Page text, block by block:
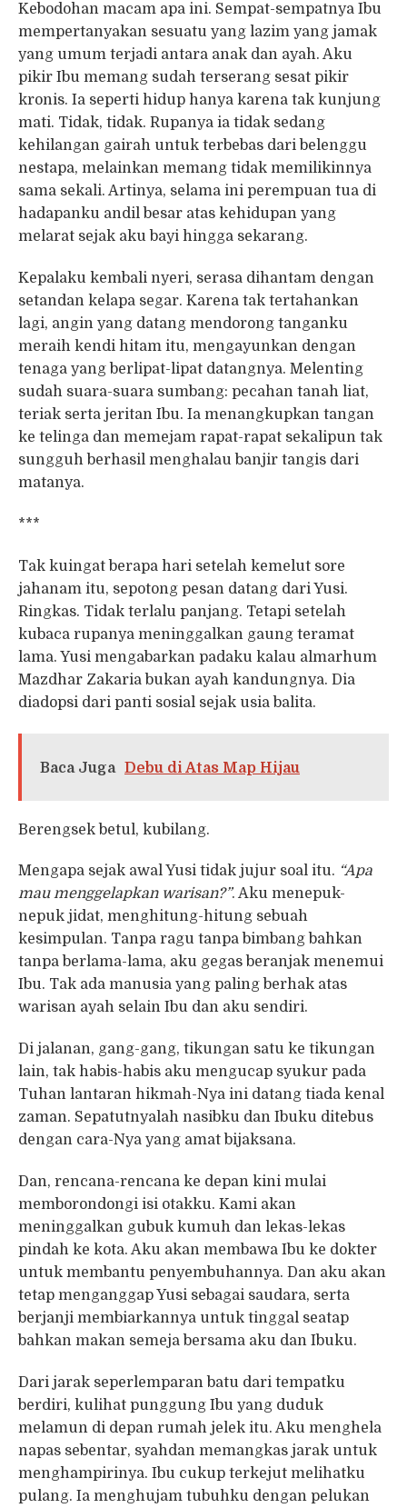
Kebodohan macam apa ini. Sempat-sempatnya Ibu
mempertanyakan sesuatu yang lazim yang jamak
yang umum terjadi antara anak dan ayah. Aku
pikir Ibu memang sudah terserang sesat pikir
kronis. Ia seperti hidup hanya karena tak kunjung
mati. Tidak, tidak. Rupanya ia tidak sedang
kehilangan gairah untuk terbebas dari belenggu
nestapa, melainkan memang tidak memilikinnya
sama sekali. Artinya, selama ini perempuan tua di
hadapanku andil besar atas kehidupan yang
melarat sejak aku bayi hingga sekarang.
Kepalaku kembali nyeri, serasa dihantam dengan
setandan kelapa segar. Karena tak tertahankan
lagi, angin yang datang mendorong tanganku
meraih kendi hitam itu, mengayunkan dengan
tenaga yang berlipat-lipat datangnya. Melenting
sudah suara-suara sumbang: pecahan tanah liat,
teriak serta jeritan Ibu. Ia menangkupkan tangan
ke telinga dan memejam rapat-rapat sekalipun tak
sungguh berhasil menghalau banjir tangis dari
matanya.
***
Tak kuingat berapa hari setelah kemelut sore
jahanam itu, sepotong pesan datang dari Yusi.
Ringkas. Tidak terlalu panjang. Tetapi setelah
kubaca rupanya meninggalkan gaung teramat
lama. Yusi mengabarkan padaku kalau almarhum
Mazdhar Zakaria bukan ayah kandungnya. Dia
diadopsi dari panti sosial sejak usia balita.
Baca Juga Debu di Atas Map Hijau
Berengsek betul, kubilang.
Mengapa sejak awal Yusi tidak jujur soal itu. “Apa
mau menggelapkan warisan?”. Aku menepuk-
nepuk jidat, menghitung-hitung sebuah
kesimpulan. Tanpa ragu tanpa bimbang bahkan
tanpa berlama-lama, aku gegas beranjak menemui
Ibu. Tak ada manusia yang paling berhak atas
warisan ayah selain Ibu dan aku sendiri.
Di jalanan, gang-gang, tikungan satu ke tikungan
lain, tak habis-habis aku mengucap syukur pada
Tuhan lantaran hikmah-Nya ini datang tiada kenal
zaman. Sepatutnyalah nasibku dan Ibuku ditebus
dengan cara-Nya yang amat bijaksana.
Dan, rencana-rencana ke depan kini mulai
memborondongi isi otakku. Kami akan
meninggalkan gubuk kumuh dan lekas-lekas
pindah ke kota. Aku akan membawa Ibu ke dokter
untuk membantu penyembuhannya. Dan aku akan
tetap menganggap Yusi sebagai saudara, serta
berjanji membiarkannya untuk tinggal seatap
bahkan makan semeja bersama aku dan Ibuku.
Dari jarak seperlemparan batu dari tempatku
berdiri, kulihat punggung Ibu yang duduk
melamun di depan rumah jelek itu. Aku menghela
napas sebentar, syahdan memangkas jarak untuk
menghampirinya. Ibu cukup terkejut melihatku
pulang. Ia menghujam tubuhku dengan pelukan